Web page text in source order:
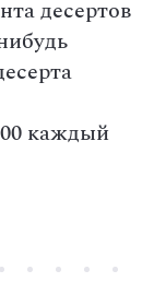
десертов
каждый